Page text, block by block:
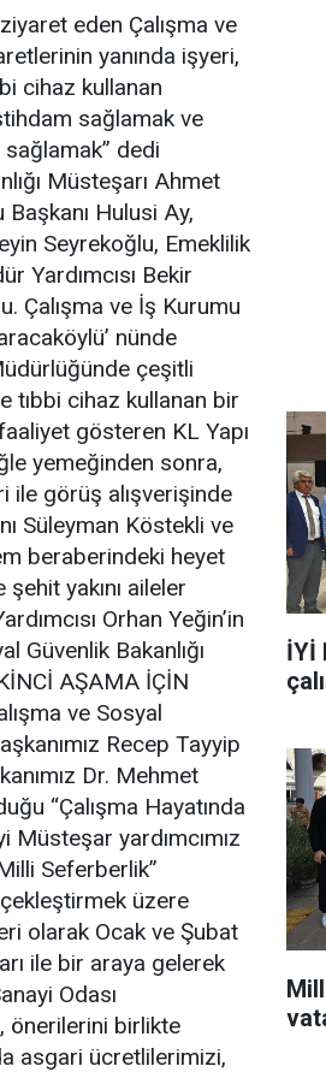
eden Çalışma ve
yanında işyeri,
cihaz kullanan
sağlamak ve
sağlamak” dedi
Müsteşarı Ahmet
Başkanı Hulusi Ay,
Seyrekoğlu, Emeklilik
Yardımcısı Bekir
Çalışma ve İş Kurumu
nünde
çeşitli
tıbbi cihaz kullanan bir
gösteren KL Yapı
yemeğinden sonra,
ile görüş alışverişinde
Süleyman Köstekli ve
beraberindeki heyet
yakını aileler
Orhan Yeğin’in
Güvenlik Bakanlığı
AŞAMA İÇİN
ve Sosyal
Recep Tayyip
Dr. Mehmet
“Çalışma Hayatında
Müsteşar yardımcımız
Seferberlik”
üzere
olarak Ocak ve Şubat
ile bir araya gelerek
Odası
önerilerini birlikte
asgari ücretlilerimizi,
İYİ